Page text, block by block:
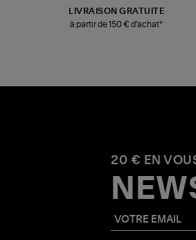
LIVRAISON GRATUITE
à partir de 150 € d'achat*
20 € EN